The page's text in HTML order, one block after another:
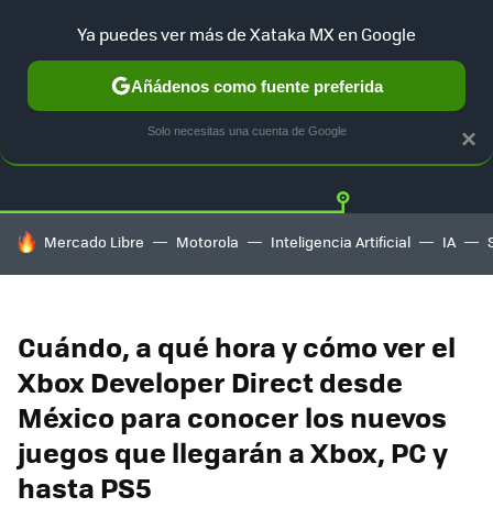
Twitter
HOY SE HABLA DE
Mercado Libre Motorola Inteligencia Artificial IA
Cuándo, a qué hora y cómo ver el
Xbox Developer Direct desde
México para conocer los nuevos
juegos que llegarán a Xbox, PC y
hasta PS5
×
Ya puedes ver más de Xataka MX en Google
Añádenos como fuente preferida
Solo necesitas una cuenta de Google